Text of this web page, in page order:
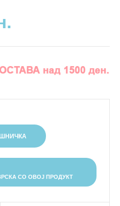
СО ОВОЈ ПРОДУКТ